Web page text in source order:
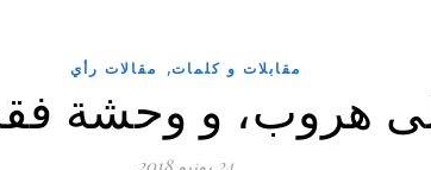
مقابلات و كلمات, مقالات رأي
هروب، و وحشة
24 يونيو 2018